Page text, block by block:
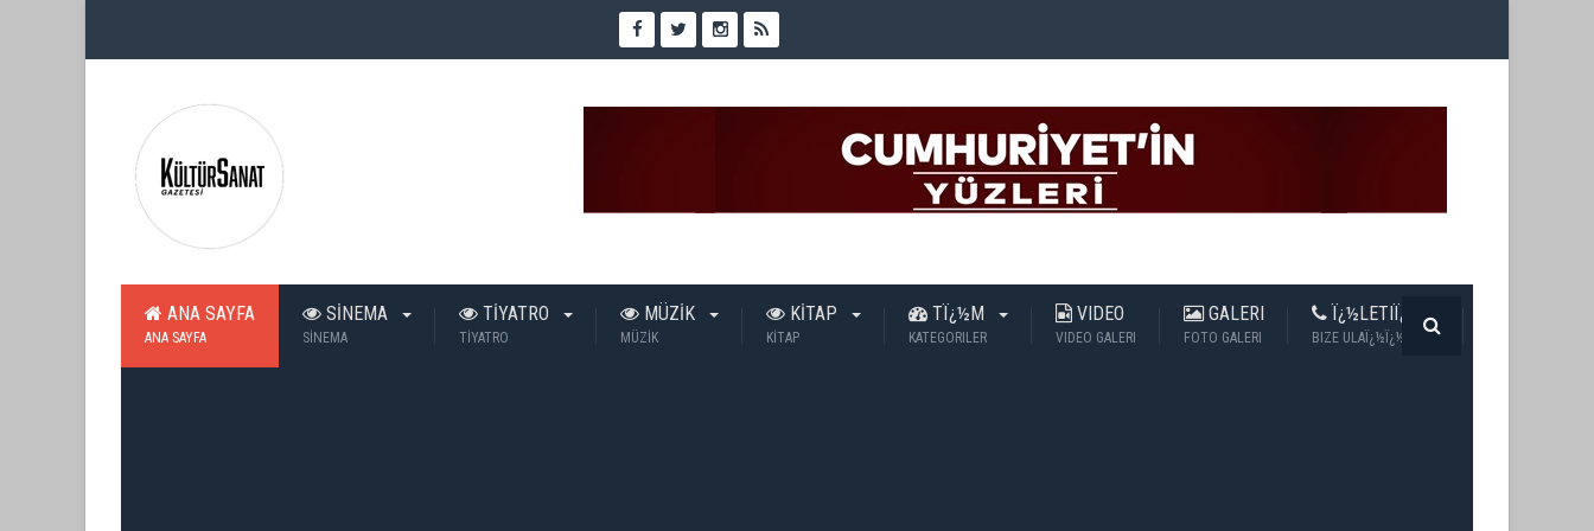
ANA SAYFA
ANA SAYFA
SİNEMA
SİNEMA
TİYATRO
TİYATRO
MÜZİK
MÜZİK
KİTAP
KİTAP
TÏ¿½M
KATEGORILER
VIDEO
VIDEO GALERI
GALERI
FOTO GALERI
Ï¿½LETIÏ¿½IM
BIZE ULAÏ¿½Ï¿½N